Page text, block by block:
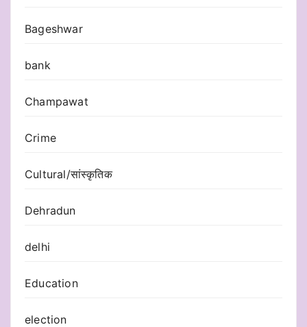
Bageshwar
bank
Champawat
Crime
Cultural/सांस्कृतिक
Dehradun
delhi
Education
election